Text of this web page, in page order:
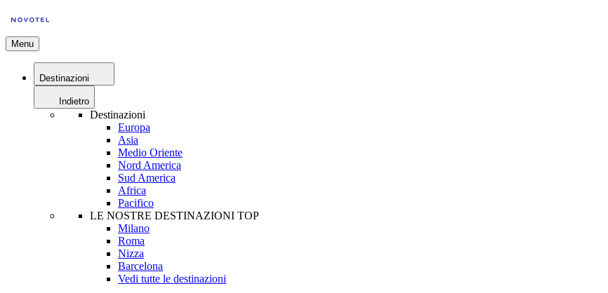
Menu
Destinazioni
Indietro
Destinazioni
Europa
Asia
Medio Oriente
Nord America
Sud America
Africa
Pacifico
LE NOSTRE DESTINAZIONI TOP
Milano
Roma
Nizza
Barcelona
Vedi tutte le destinazioni